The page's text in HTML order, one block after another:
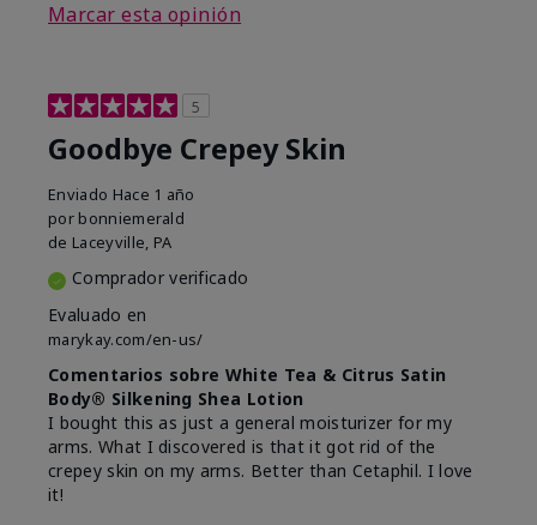
Marcar esta opinión
5
Goodbye Crepey Skin
Enviado Hace 1 año
por bonniemerald
de Laceyville, PA
Comprador verificado
Evaluado en
marykay.com/en-us/
Comentarios sobre White Tea & Citrus Satin
Body® Silkening Shea Lotion
I bought this as just a general moisturizer for my
arms. What I discovered is that it got rid of the
crepey skin on my arms. Better than Cetaphil. I love
it!